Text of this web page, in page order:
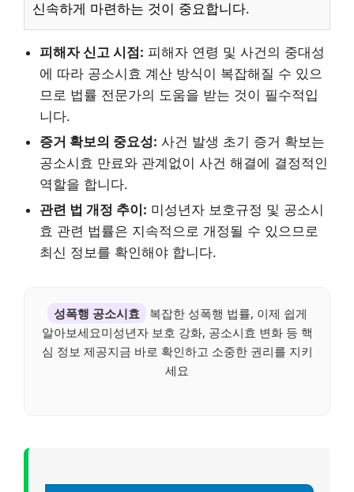
신속하게 마련하는 것이 중요합니다.
피해자 신고 시점: 피해자 연령 및 사건의 중대성
에 따라 공소시효 계산 방식이 복잡해질 수 있으
므로 법률 전문가의 도움을 받는 것이 필수적입
니다.
증거 확보의 중요성: 사건 발생 초기 증거 확보는
공소시효 만료와 관계없이 사건 해결에 결정적인
역할을 합니다.
관련 법 개정 추이: 미성년자 보호규정 및 공소시
효 관련 법률은 지속적으로 개정될 수 있으므로
최신 정보를 확인해야 합니다.
성폭행 공소시효
복잡한 성폭행 법률, 이제 쉽게
알아보세요미성년자 보호 강화, 공소시효 변화 등 핵
심 정보 제공지금 바로 확인하고 소중한 권리를 지키
세요